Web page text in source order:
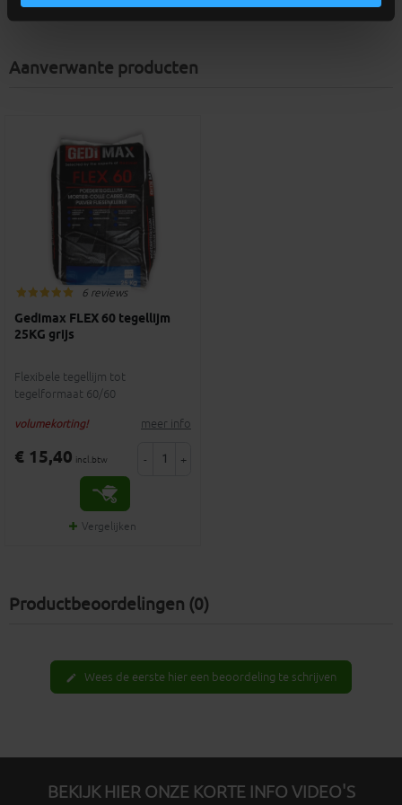
Aanverwante producten
6 reviews
Gedimax FLEX 60 tegellijm
25KG grijs
Flexibele tegellijm tot
tegelformaat 60/60
volumekorting! meer info
€ 15,40 incl.btw - +
Vergelijken
Productbeoordelingen (0)
edit Wees de eerste hier een beoordeling te schrijven
BEKIJK HIER ONZE KORTE INFO VIDEO'S